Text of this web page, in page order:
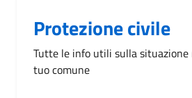
Protezione civile
Tutte le info utili sulla situazione
tuo comune